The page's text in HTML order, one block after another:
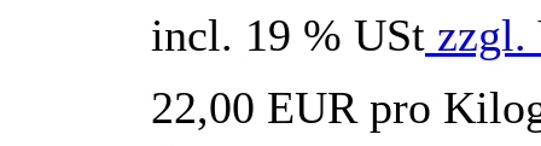
incl. 19 % USt zzgl.
22,00 EUR pro